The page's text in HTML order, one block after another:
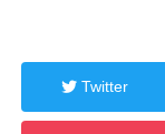
Twitter